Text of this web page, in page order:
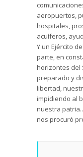
aeropuertos,
hospitales,
acuíferos,
Y un Ejército
parte, en
horizontes del
preparado y
libertad,
impidiendo al
nuestra
nos procuró